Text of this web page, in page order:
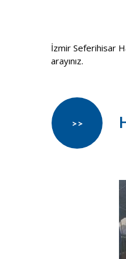
İzmir Seferihisar
arayınız.
>>